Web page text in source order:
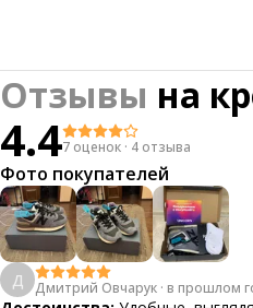
Отзывы на
4.47 оценок · 4 отзыва
Фото покупателей
Д Дмитрий Овчарук · в прошлом